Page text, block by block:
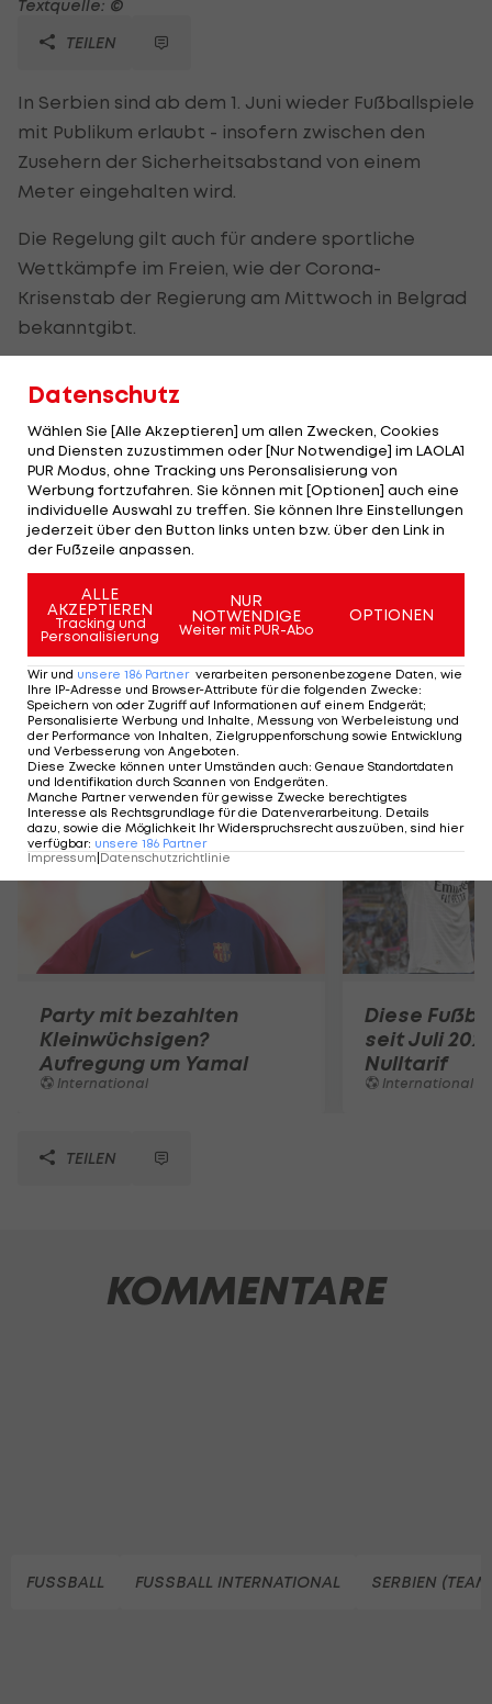
Textquelle: ©
TEILEN
In Serbien sind ab dem 1. Juni wieder Fußballspiele
mit Publikum erlaubt - insofern zwischen den
Zusehern der Sicherheitsabstand von einem
Meter eingehalten wird.
Die Regelung gilt auch für andere sportliche
Wettkämpfe im Freien, wie der Corona-
Krisenstab der Regierung am Mittwoch in Belgrad
bekanntgibt.
die Behörden im März sämtliche Ligen gestoppt.
Am kommenden Wochenende wird es erstmals
wieder Fußballspiele geben. Die 27. Runde der
Superliga findet allerdings noch ohne Publikum
statt.
Der legendäre Durchmarsch des FC
Wacker Tirol I #Zwarakonferenz History
Zwarakonferenz
Christopher Knett
Mehr zum Thema
Party mit bezahlten
Kleinwüchsigen?
Aufregung um Yamal
International
Diese
seit Juli
Nulltarif
International
TEILEN
KOMMENTARE
FUSSBALL FUSSBALL INTERNATIONAL SERBIEN
Datenschutz
Wählen Sie [Alle Akzeptieren] um allen Zwecken, Cookies
und Diensten zuzustimmen oder [Nur Notwendige] im LAOLA1
PUR Modus, ohne Tracking uns Peronsalisierung von
Werbung fortzufahren. Sie können mit [Optionen] auch eine
individuelle Auswahl zu treffen. Sie können Ihre Einstellungen
jederzeit über den Button links unten bzw. über den Link in
der Fußzeile anpassen.
ALLE
AKZEPTIEREN
Tracking und
Personalisierung
NUR
NOTWENDIGE
Weiter mit PUR-Abo
OPTIONEN
Wir und unsere 186 Partner verarbeiten personenbezogene Daten, wie
Ihre IP-Adresse und Browser-Attribute für die folgenden Zwecke:
Speichern von oder Zugriff auf Informationen auf einem Endgerät;
Personalisierte Werbung und Inhalte, Messung von Werbeleistung und
der Performance von Inhalten, Zielgruppenforschung sowie Entwicklung
und Verbesserung von Angeboten.
Diese Zwecke können unter Umständen auch: Genaue Standortdaten
und Identifikation durch Scannen von Endgeräten.
Manche Partner verwenden für gewisse Zwecke berechtigtes
Interesse als Rechtsgrundlage für die Datenverarbeitung. Details
dazu, sowie die Möglichkeit Ihr Widerspruchsrecht auszuüben, sind hier
verfügbar: unsere 186 Partner
Impressum Datenschutzrichtlinie